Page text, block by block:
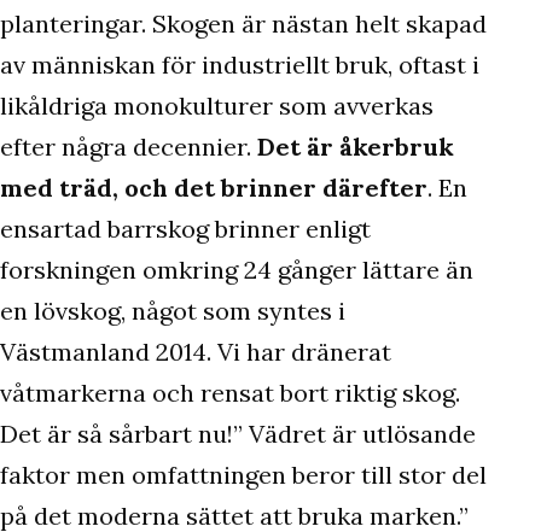
planteringar. Skogen är nästan helt skapad
av människan för industriellt bruk, oftast i
likåldriga monokulturer som avverkas
efter några decennier. Det är åkerbruk
med träd, och det brinner därefter. En
ensartad barrskog brinner enligt
forskningen omkring 24 gånger lättare än
en lövskog, något som syntes i
Västmanland 2014. Vi har dränerat
våtmarkerna och rensat bort riktig skog.
Det är så sårbart nu!” Vädret är utlösande
faktor men omfattningen beror till stor del
på det moderna sättet att bruka marken.”